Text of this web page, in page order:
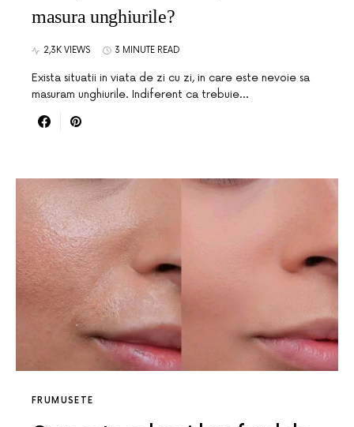
masura unghiurile?
2,3K VIEWS 3 MINUTE READ
Exista situatii in viata de zi cu zi, in care este nevoie sa
masuram unghiurile. Indiferent ca trebuie…
FRUMUSETE